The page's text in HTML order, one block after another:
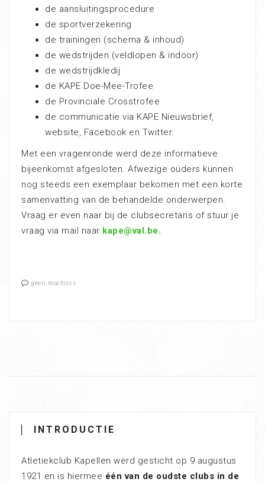
de aansluitingsprocedure
de sportverzekering
de trainingen (schema & inhoud)
de wedstrijden (veldlopen & indoor)
de wedstrijdkledij
de KAPE Doe-Mee-Trofee
de Provinciale Crosstrofee
de communicatie via KAPE Nieuwsbrief,
website, Facebook en Twitter.
Met een vragenronde werd deze informatieve
bijeenkomst afgesloten. Afwezige ouders kunnen
nog steeds een exemplaar bekomen met een korte
samenvatting van de behandelde onderwerpen.
Vraag er even naar bij de clubsecretaris of stuur je
vraag via mail naar kape@val.be.
geen reactiess
INTRODUCTIE
Atletiekclub Kapellen werd gesticht op 9 augustus
1921 en is hiermee één van de oudste clubs in de